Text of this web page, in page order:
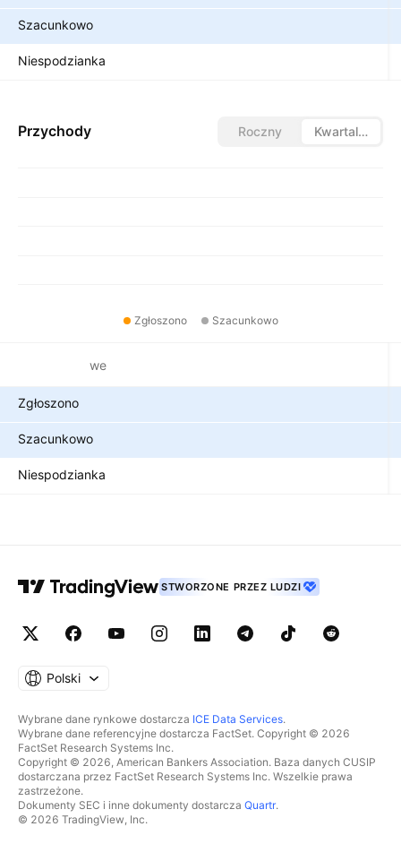
Szacunkowo
Niespodzianka
Przychody Roczny Kwartalny
Zgłoszono Szacunkowo
Metryki finansowe
Zgłoszono
Szacunkowo
Niespodzianka
STWORZONE PRZEZ LUDZI
Polski
Wybrane dane rynkowe dostarcza ICE Data Services.
Wybrane dane referencyjne dostarcza FactSet. Copyright © 2026
FactSet Research Systems Inc.
Copyright © 2026, American Bankers Association. Baza danych CUSIP
dostarczana przez FactSet Research Systems Inc. Wszelkie prawa
zastrzeżone.
Dokumenty SEC i inne dokumenty dostarcza Quartr.
© 2026 TradingView, Inc.